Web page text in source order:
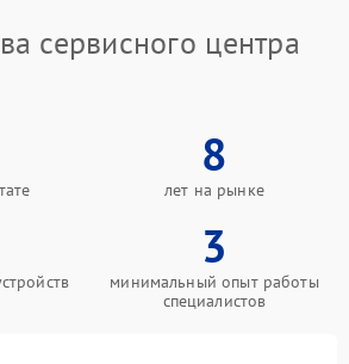
сервисного центра
8
лет на рынке
3
минимальный опыт работы
специалистов